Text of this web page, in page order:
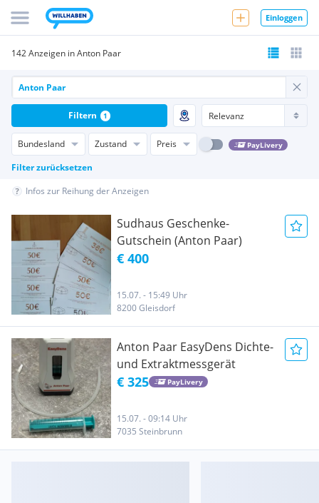
Einloggen
142 Anzeigen in Anton Paar
Bundesland Zustand Preis PayLivery
Filter zurücksetzen
Filtern 1
Infos zur Reihung der Anzeigen
Sudhaus Geschenke-
Gutschein (Anton Paar)
€ 400
15.07. - 15:49 Uhr
8200 Gleisdorf
Anton Paar EasyDens Dichte-
und Extraktmessgerät
€ 325 PayLivery
15.07. - 09:14 Uhr
7035 Steinbrunn